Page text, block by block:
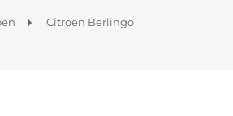
Citroen Berlingo